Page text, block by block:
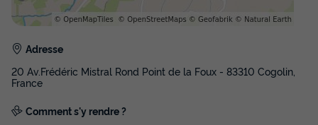
MOBILHOME 4 personnes - Classic Clim -
2 chambres
Annulation gratuite
Adresse
20 Av.Frédéric Mistral Rond Point de la Foux - 83310 Cogolin,
France
Comment s'y rendre ?